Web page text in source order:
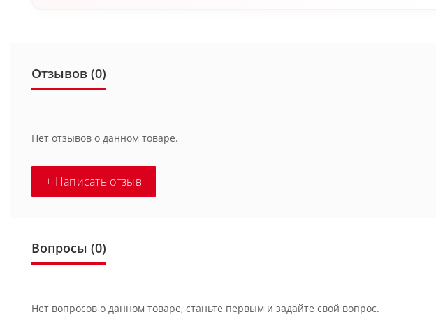
Отзывов (0)
Нет отзывов о данном товаре.
+ Написать отзыв
Вопросы (0)
Нет вопросов о данном товаре, станьте первым и задайте свой вопрос.